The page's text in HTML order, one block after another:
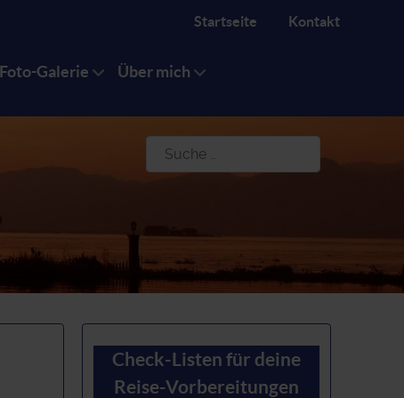
Startseite Kontakt
Foto-Galerie Über mich
Suchen
Check-Listen für deine
Reise-Vorbereitungen